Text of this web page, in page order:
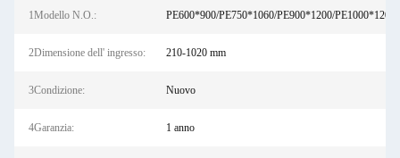
1Modello N.O.: PE600*900/PE750*1060/PE900*1200/PE1000*1200
2Dimensione dell' ingresso: 210-1020 mm
3Condizione: Nuovo
4Garanzia: 1 anno